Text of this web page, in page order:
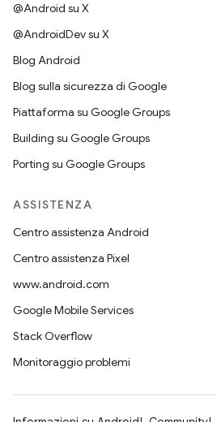
@Android su X
@AndroidDev su X
Blog Android
Blog sulla sicurezza di Google
Piattaforma su Google Groups
Building su Google Groups
Porting su Google Groups
ASSISTENZA
Centro assistenza Android
Centro assistenza Pixel
www.android.com
Google Mobile Services
Stack Overflow
Monitoraggio problemi